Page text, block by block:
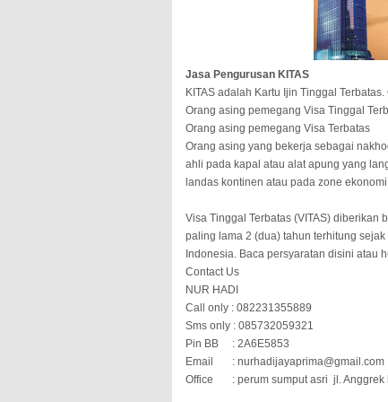
Jasa Pengurusan KITAS
KITAS adalah Kartu Ijin Tinggal
Orang asing pemegang Visa Tinggal
Orang asing pemegang Visa Terbatas
Orang asing yang bekerja sebagai
ahli pada kapal atau alat apung yang
landas kontinen atau pada zone
Visa Tinggal Terbatas (VITAS)
paling lama 2 (dua) tahun terhitung
Indonesia. Baca persyaratan disini atau
Contact Us
NUR HADI
Call only : 082231355889
Sms only : 085732059321
Pin BB
: 2A6E5853
Email
: nurhadijayaprima@gmail.com
Office
: perum sumput asri jl. Anggrek